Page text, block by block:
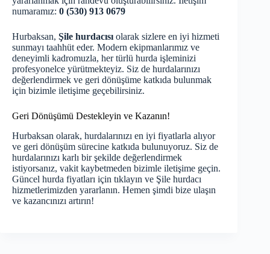
numaramız: 0 (530) 913 0679
Hurbaksan, Şile hurdacısı olarak sizlere en iyi hizmeti
sunmayı taahhüt eder. Modern ekipmanlarımız ve
deneyimli kadromuzla, her türlü hurda işleminizi
profesyonelce yürütmekteyiz. Siz de hurdalarınızı
değerlendirmek ve geri dönüşüme katkıda bulunmak
için bizimle iletişime geçebilirsiniz.
Geri Dönüşümü Destekleyin ve Kazanın!
Hurbaksan olarak, hurdalarınızı en iyi fiyatlarla alıyor
ve geri dönüşüm sürecine katkıda bulunuyoruz. Siz de
hurdalarınızı karlı bir şekilde değerlendirmek
istiyorsanız, vakit kaybetmeden bizimle iletişime geçin.
Güncel hurda fiyatları için tıklayın ve Şile hurdacı
hizmetlerimizden yararlanın. Hemen şimdi bize ulaşın
ve kazancınızı artırın!